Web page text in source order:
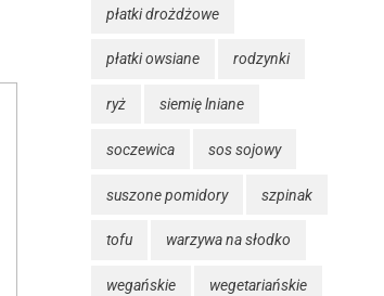
płatki drożdżowe
płatki owsiane rodzynki
ryż siemię lniane
soczewica sos sojowy
suszone pomidory szpinak
tofu warzywa na słodko
wegańskie wegetariańskie